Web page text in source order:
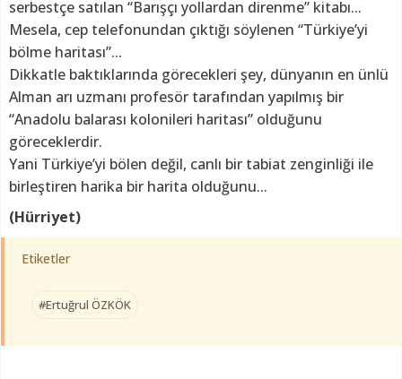
serbestçe satılan “Barışçı yollardan direnme” kitabı...
Mesela, cep telefonundan çıktığı söylenen “Türkiye’yi
bölme haritası”...
Dikkatle baktıklarında görecekleri şey, dünyanın en ünlü
Alman arı uzmanı profesör tarafından yapılmış bir
“Anadolu balarası kolonileri haritası” olduğunu
göreceklerdir.
Yani Türkiye’yi bölen değil, canlı bir tabiat zenginliği ile
birleştiren harika bir harita olduğunu...
(Hürriyet)
Etiketler
#Ertuğrul ÖZKÖK